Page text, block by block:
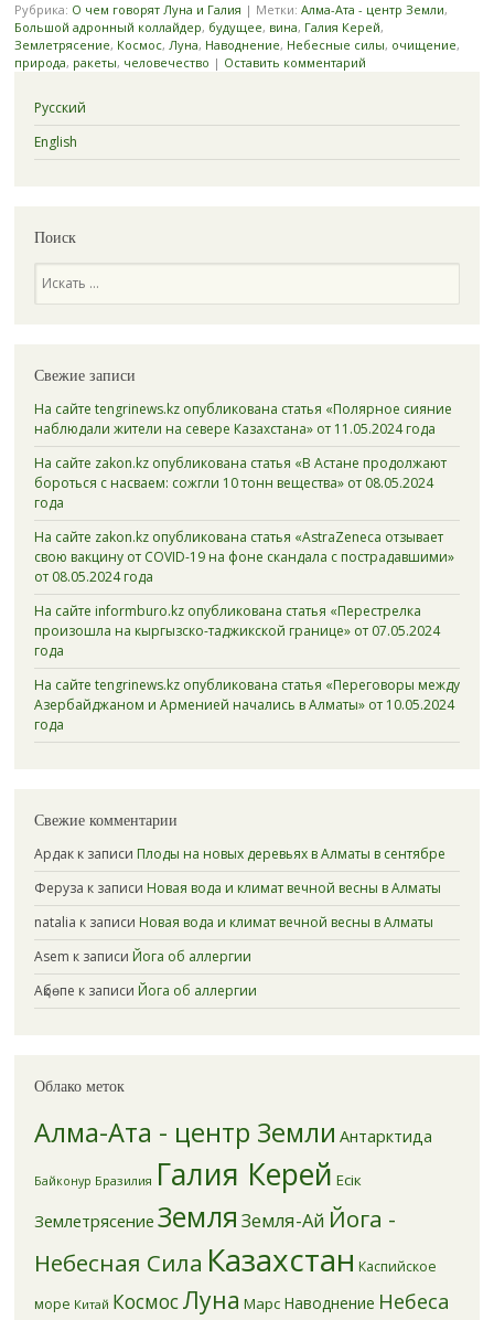
Рубрика: О чем говорят Луна и Галия | Метки: Алма-Ата - центр Земли,
Большой адронный коллайдер, будущее, вина, Галия Керей,
Землетрясение, Космос, Луна, Наводнение, Небесные силы, очищение,
природа, ракеты, человечество | Оставить комментарий
Русский
English
Поиск
Свежие записи
На сайте tengrinews.kz опубликована статья «Полярное сияние
наблюдали жители на севере Казахстана» от 11.05.2024 года
На сайте zakon.kz опубликована статья «В Астане продолжают
бороться с насваем: сожгли 10 тонн вещества» от 08.05.2024
года
На сайте zakon.kz опубликована статья «AstraZeneca отзывает
свою вакцину от COVID-19 на фоне скандала с пострадавшими»
от 08.05.2024 года
На сайте informburo.kz опубликована статья «Перестрелка
произошла на кыргызско-таджикской границе» от 07.05.2024
года
На сайте tengrinews.kz опубликована статья «Переговоры между
Азербайджаном и Арменией начались в Алматы» от 10.05.2024
года
Свежие комментарии
Ардакк записи Плоды на новых деревьях в Алматы в сентябре
Феруза к записи Новая вода и климат вечной весны в Алматы
natalia к записи Новая вода и климат вечной весны в Алматы
Asem к записи Йога об аллергии
Ақбөпе к записи Йога об аллергии
Облако меток
Алма-Ата - центр Земли Антарктида
Байконур Бразилия Галия Керей Есік
Землетрясение Земля Земля-Ай Йога -
Небесная Сила Казахстан Каспийское
море Китай КосмосЛуна Марс Наводнение Небеса